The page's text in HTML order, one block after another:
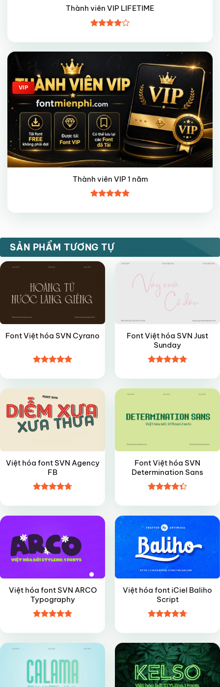
Thành viên VIP LIFETIME
xếp hạng
45 sao
Giảm giá!
VIP
Thành viên VIP 1 năm
hạng55
SẢN PHẨM TƯƠNG TỰ
VIP
Font Việt hóa SVN Cyrano
hạng55
sao
Font Việt hóa SVN Just
Sunday
hạng4.85
5 sao
Việt hóa font SVN Agency
FB
hạng4.75
sao
Font Việt hóa SVN
Determination Sans
hạng4.35
5 sao
Việt hóa font SVN ARCO
Typography
hạng4.85
sao
Việt hóa font iCiel Baliho
Script
hạng4.75
sao